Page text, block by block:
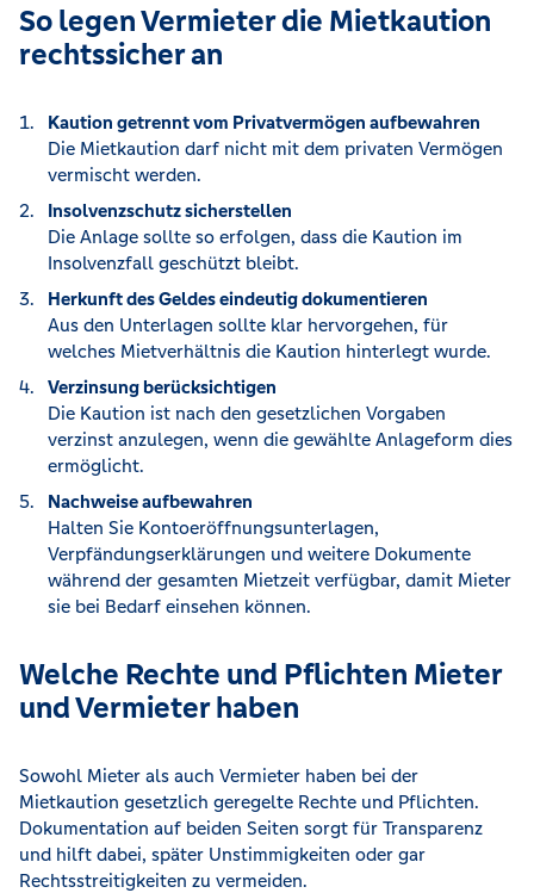
So legen Vermieter die Mietkaution
rechtssicher an
Kaution getrennt vom Privatvermögen aufbewahren
Die Mietkaution darf nicht mit dem privaten Vermögen
vermischt werden.
Insolvenzschutz sicherstellen
Die Anlage sollte so erfolgen, dass die Kaution im
Insolvenzfall geschützt bleibt.
Herkunft des Geldes eindeutig dokumentieren
Aus den Unterlagen sollte klar hervorgehen, für
welches Mietverhältnis die Kaution hinterlegt wurde.
Verzinsung berücksichtigen
Die Kaution ist nach den gesetzlichen Vorgaben
verzinst anzulegen, wenn die gewählte Anlageform dies
ermöglicht.
Nachweise aufbewahren
Halten Sie Kontoeröffnungsunterlagen,
Verpfändungserklärungen und weitere Dokumente
während der gesamten Mietzeit verfügbar, damit Mieter
sie bei Bedarf einsehen können.
Welche Rechte und Pflichten Mieter
und Vermieter haben
Sowohl Mieter als auch Vermieter haben bei der
Mietkaution gesetzlich geregelte Rechte und Pflichten.
Dokumentation auf beiden Seiten sorgt für Transparenz
und hilft dabei, später Unstimmigkeiten oder gar
Rechtsstreitigkeiten zu vermeiden.